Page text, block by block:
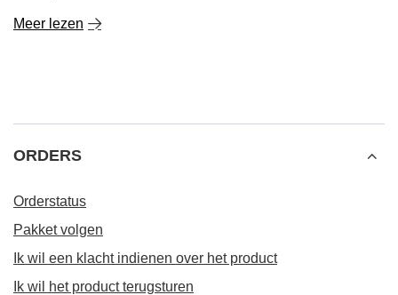
Meer lezen
ORDERS
Orderstatus
Pakket volgen
Ik wil een klacht indienen over het product
Ik wil het product terugsturen